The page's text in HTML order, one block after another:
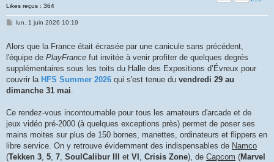
Likes reçus : 364
lun. 1 juin 2026 10:19
Alors que la France était écrasée par une canicule sans précédent,
l'équipe de PlayFrance fut invitée à venir profiter de quelques degrés
supplémentaires sous les toits du Halle des Expositions d’Évreux pour
couvrir la HFS Summer 2026 qui s'est tenue du vendredi 29 au
dimanche 31 mai.
Ce rendez-vous incontournable pour tous les amateurs d'arcade et de
jeux vidéo pré-2000 (à quelques exceptions près) permet de poser ses
mains moites sur plus de 150 bornes, manettes, ordinateurs et flippers en
libre service. On y retrouve évidemment des indispensables de Namco
(Tekken 3, 5, 7, SoulCalibur III et VI , Crisis Zone), de Capcom (Marvel